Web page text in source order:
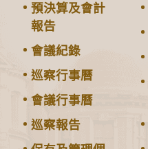
預決算及會計
報告
會議紀錄
巡察行事曆
會議行事曆
巡察報告